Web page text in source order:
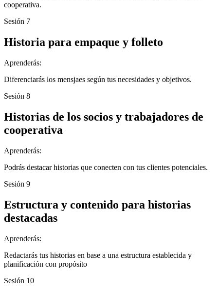
cooperativa.
Sesión 7
Historia para empaque y folleto
Aprenderás:
Diferenciarás los mensjaes según tus necesidades y objetivos.
Sesión 8
Historias de los socios y trabajadores de
cooperativa
Aprenderás:
Podrás destacar historias que conecten con tus clientes potenciales.
Sesión 9
Estructura y contenido para historias
destacadas
Aprenderás:
Redactarás tus historias en base a una estructura establecida y
planificación con propósito
Sesión 10